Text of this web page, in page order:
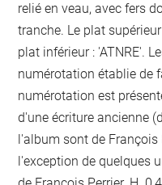
relié en veau, avec fers
tranche. Le plat
plat inférieur : 'ATNRE'.
numérotation établie de
numérotation est
d'une écriture ancienne
l'album sont de François
l'exception de quelques